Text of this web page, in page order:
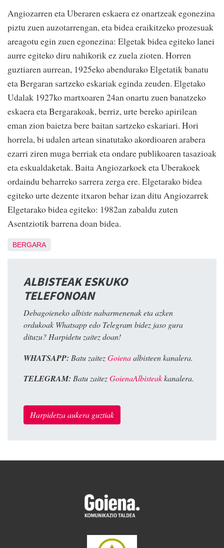
Angiozarren eta Uberaren eskaera ez onartzeak egonezina
piztu zuen auzotarrengan, eta bidea eraikitzeko prozesuak
areagotu egin zuen egonezina: Elgetak bidea egiteko lanei
aurre egiteko diru nahikorik ez zuela zioten. Horren
guztiaren aurrean, 1925eko abendurako Elgetatik banatu
eta Bergaran sartzeko eskariak eginda zeuden. Elgetako
Udalak 1927ko martxoaren 24an onartu zuen banatzeko
eskaera eta Bergarakoak, berriz, urte bereko apirilean
eman zion baietza bere baitan sartzeko eskariari. Hori
horrela, bi udalen artean sinatutako akordioaren arabera
ezarri ziren muga berriak eta ondare publikoaren tasazioak
eta eskualdaketak. Baita Angiozarkoek eta Uberakoek
ordaindu beharreko sarrera zerga ere. Elgetarako bidea
egiteko urte dezente itxaron behar izan ditu Angiozarrek
Elgetarako bidea egiteko: 1982an zabaldu zuten
Asentziotik barrena doan bidea.
BERGARA
ALBISTEAK ESKUKO
TELEFONOAN
Debagoieneko albiste nabarmenenak eta azken
ordukoak Whatsapp edo Telegram bidez jaso gura
dituzu? Harpidetu zaitez doan!
WHATSAPP: Batu zaitezGoienaalbisteen kanalera.
TELEGRAM: Batu zaitezGoienaAlbisteakkanalera.
Harpidetza aukera guztiak